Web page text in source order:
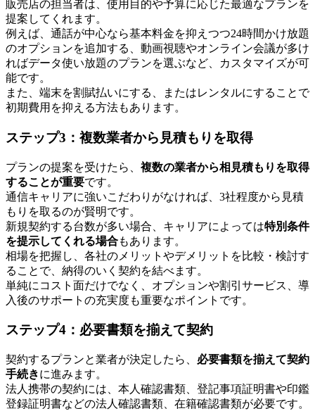
販売店の担当者は、使用目的や予算に応じた最適なプランを
提案してくれます。
例えば、通話が中心なら基本料金を抑えつつ24時間かけ放題
のオプションを追加する、動画視聴やオンライン会議が多け
ればデータ使い放題のプランを選ぶなど、カスタマイズが可
能です。
また、端末を割賦払いにする、またはレンタルにすることで
初期費用を抑える方法もあります。
ステップ3：複数業者から見積もりを取得
プランの提案を受けたら、 複数の業者から相見積もりを取得
することが重要です。
通信キャリアに強いこだわりがなければ、3社程度から見積
もりを取るのが賢明です。
新規契約する台数が多い場合、キャリアによっては特別条件
を提示してくれる場合もあります。
相場を把握し、各社のメリットやデメリットを比較・検討す
ることで、納得のいく契約を結べます。
単純にコスト面だけでなく、オプションや割引サービス、導
入後のサポートの充実度も重要なポイントです。
ステップ4：必要書類を揃えて契約
契約するプランと業者が決定したら、 必要書類を揃えて契約
手続きに進みます。
法人携帯の契約には、本人確認書類、登記事項証明書や印鑑
登録証明書などの法人確認書類、在籍確認書類が必要です。